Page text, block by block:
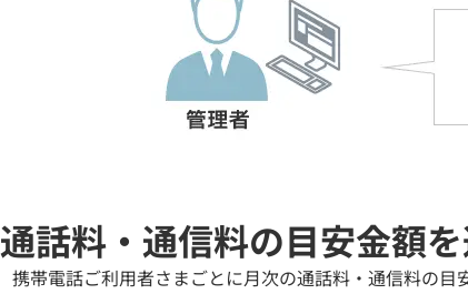
通話料・通信料の目安金額
携帯電話ご利用者さまごとに月次の通話料・通信料の